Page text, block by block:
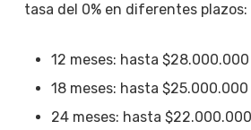
tasa del 0% en diferentes plazos:
12 meses: hasta $28.000.000
18 meses: hasta $25.000.000
24 meses: hasta $22.000.000